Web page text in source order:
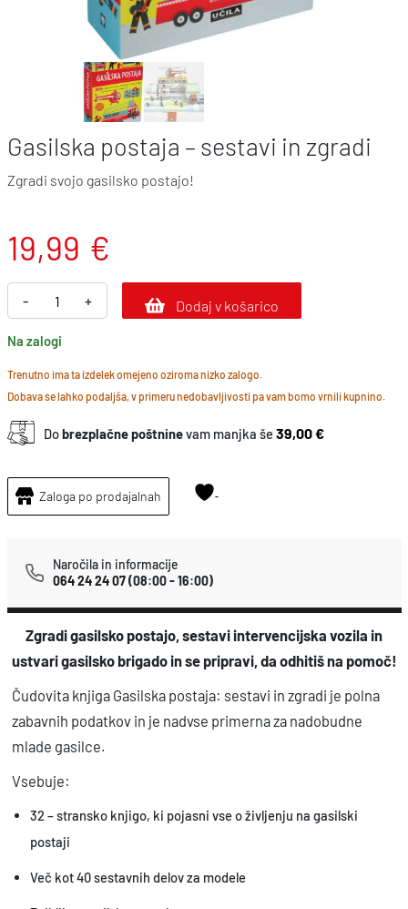
Gasilska postaja – sestavi in zgradi
Zgradi svojo gasilsko postajo!
19,99 €
-
a
s
i
l
s
a
a
a
s
e
+ Dodaj v košarico
Na zalogi
Trenutno ima ta izdelek omejeno oziroma nizko zalogo.
Dobava se lahko podaljša, v primeru nedobavljivosti pa vam bomo vrnili kupnino.
Dobrezplačne poštninevam manjka še39,00 €
Zaloga po prodajalnah
Naročila in informacije
064 24 24 07(08:00 - 16:00)
Zgradi gasilsko postajo, sestavi intervencijska vozila in
ustvari gasilsko brigado in se pripravi, da odhitiš na pomoč!
Čudovita knjiga Gasilska postaja: sestavi in zgradi je polna
zabavnih podatkov in je nadvse primerna za nadobudne
mlade gasilce.
Vsebuje:
32 – stransko knjigo, ki pojasni vse o življenju na gasilski
postaji
Več kot 40 sestavnih delov za modele